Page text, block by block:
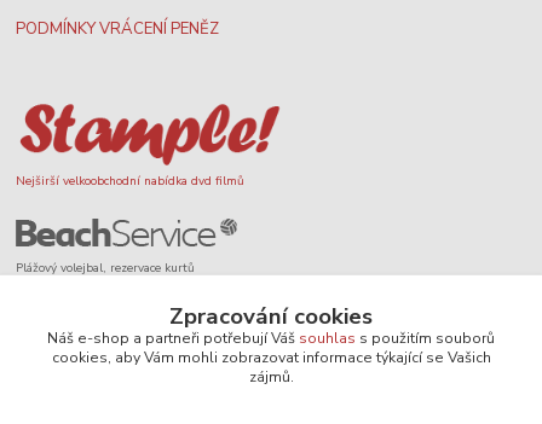
PODMÍNKY VRÁCENÍ PENĚZ
Nejširší velkoobchodní nabídka dvd filmů
Plážový volejbal, rezervace kurtů
Zpracování cookies
Náš e-shop a partneři potřebují Váš souhlas s použitím souborů
cookies, aby Vám mohli zobrazovat informace týkající se Vašich
zájmů.